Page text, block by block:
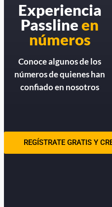
Experiencia
Passlineen
números
Conoce algunos de los
números de quienes han
confiado en nosotros
REGÍSTRATE GRATIS Y